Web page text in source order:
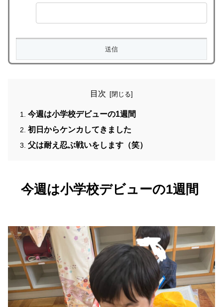
目次
今週は小学校デビューの1週間
初日からケンカしてきました
父は耐え忍ぶ戦いをします（笑）
今週は小学校デビューの1週間